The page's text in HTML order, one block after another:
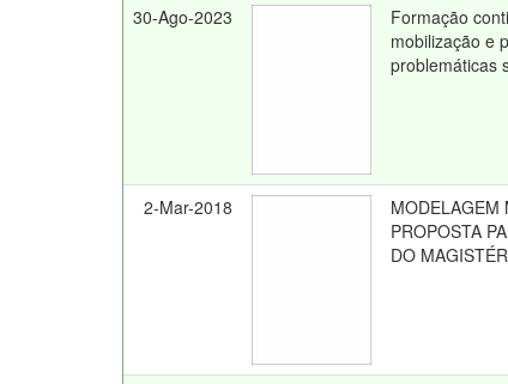
30-Ago-2023
Formação
mobilização e
problemáticas
2-Mar-2018
MODELAGEM
PROPOSTA
DO